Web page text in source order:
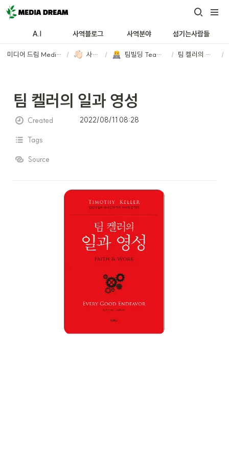
A.I 사역블로그 사역분야 섬기는사람들
미디어 드림 Media Dream / 사역분야 / 팀빌딩 Team Building / 팀 켈러의 일과 영성 /
팀 켈러의 일과 영성
Created 2022/08/11 08:28
Tags
Source